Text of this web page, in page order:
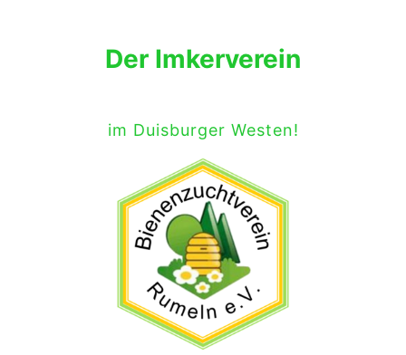
Der Imkerverein
im Duisburger Westen!